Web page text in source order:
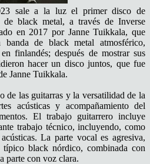
sale a la luz el primer disco de
de black metal, a través de Inverse
en 2017 por Janne Tuikkala, que
de black metal atmosférico,
finlandés; después de mostrar sus
hacer un disco juntos, que fue
Janne Tuikkala.
de las guitarras y la versatilidad de la
acústicas y acompañamiento del
El trabajo guitarrero incluye
trabajo técnico, incluyendo, como
La parte vocal es agresiva,
black nórdico, combinada con
parte con voz clara.